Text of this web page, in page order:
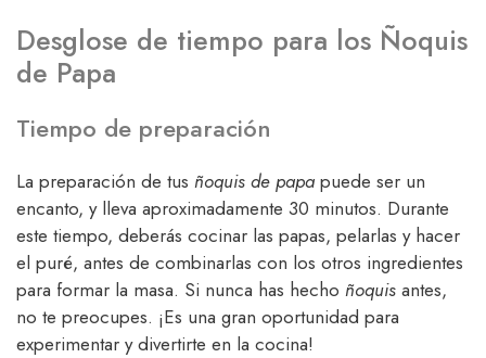
Desglose de tiempo para los Ñoquis
de Papa
Tiempo de preparación
La preparación de tus ñoquis de papa puede ser un
encanto, y lleva aproximadamente 30 minutos. Durante
este tiempo, deberás cocinar las papas, pelarlas y hacer
el puré, antes de combinarlas con los otros ingredientes
para formar la masa. Si nunca has hecho ñoquis antes,
no te preocupes. ¡Es una gran oportunidad para
experimentar y divertirte en la cocina!